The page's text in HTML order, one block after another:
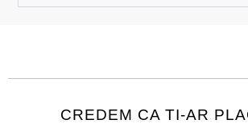
CREDEM CA TI-AR